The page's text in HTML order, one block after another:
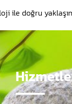
ile doğru